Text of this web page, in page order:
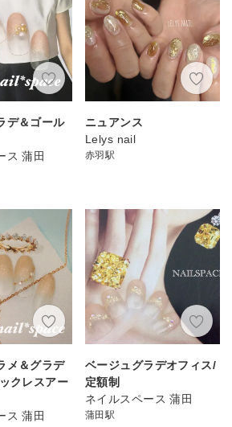
デ＆ゴール
ス 蒲田
ニュアンス
Lelys nail
赤羽駅
メ＆グラデ
クレスアー
ス 蒲田
ベージュグラデオフィス/
定額制
ネイルスペース 蒲田
蒲田駅